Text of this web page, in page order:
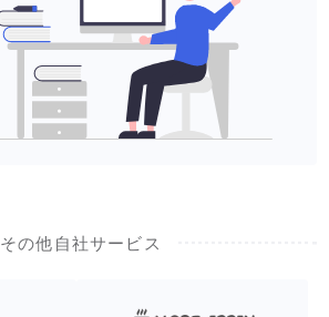
その他自社サービス